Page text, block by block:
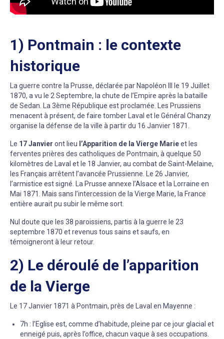
1) Pontmain : le contexte
historique
La guerre contre la Prusse, déclarée par Napoléon III le 19 Juillet
1870, a vu le 2 Septembre, la chute de l’Empire après la bataille
de Sedan. La 3ème République est proclamée. Les Prussiens
menacent à présent, de faire tomber Laval et le Général Chanzy
organise la défense de la ville à partir du 16 Janvier 1871.
Le 17 Janvier ont lieu l’Apparition de la Vierge Marieet les
ferventes prières des catholiques de Pontmain, à quelque 50
kilomètres de Laval et le 18 Janvier, au combat de Saint-Melaine,
les Français arrêtent l’avancée Prussienne. Le 26 Janvier,
l’armistice est signé. La Prusse annexe l’Alsace et la Lorraine en
Mai 1871. Mais sans l’intercession de la Vierge Marie, la France
entière aurait pu subir le même sort.
Nul doute que les 38 paroissiens, partis à la guerre le 23
septembre 1870 et revenus tous sains et saufs, en
témoigneront à leur retour.
2) Le déroulé de l’apparition
de la Vierge
Le 17 Janvier 1871 à Pontmain, près de Laval en Mayenne :
7h : l’Eglise est, comme d’habitude, pleine par ce jour glacial et
enneigé puis, après l’office, chacun vaque à ses occupations.